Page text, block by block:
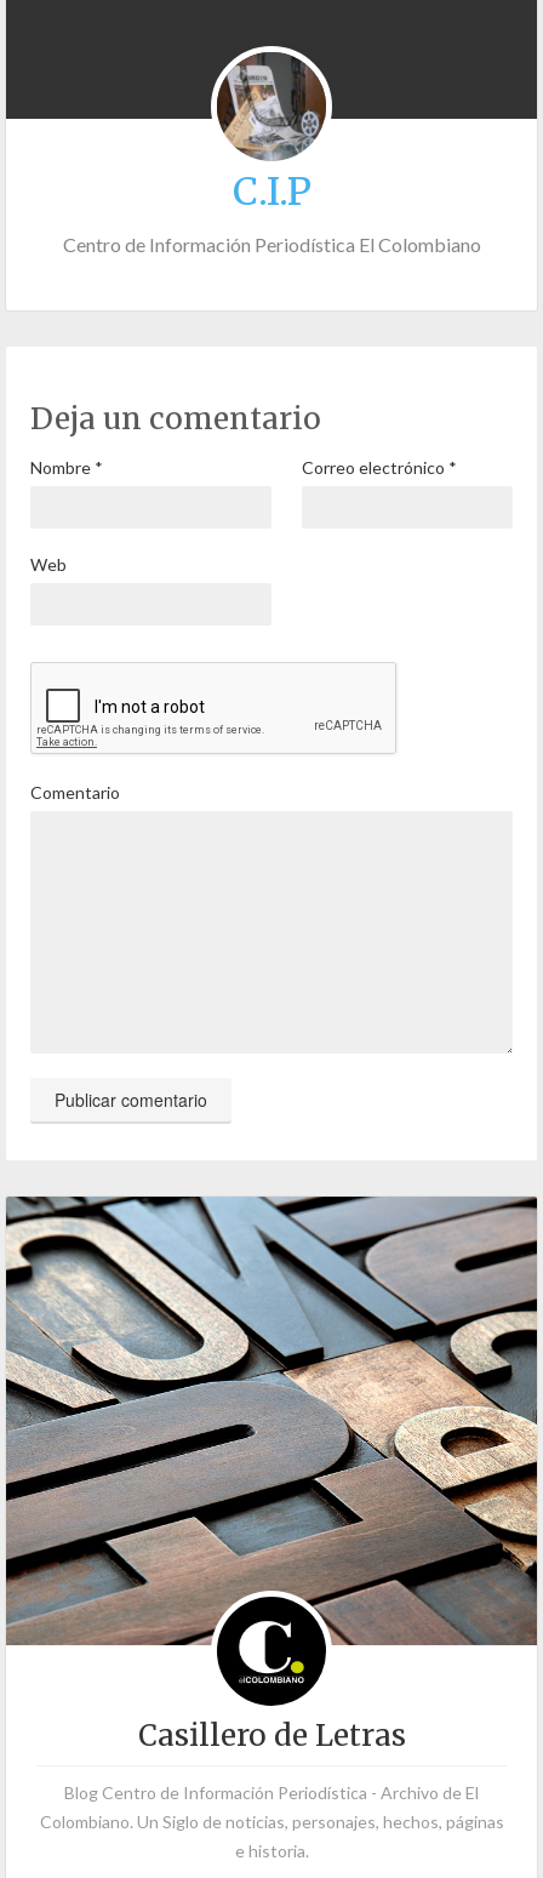
C.I.P
Centro de Información Periodística El Colombiano
Deja un comentario
Nombre * Correo electrónico *
Web
Comentario
Casillero de Letras
Blog Centro de Información Periodística - Archivo de El
Colombiano. Un Siglo de noticias, personajes, hechos, páginas
e historia.